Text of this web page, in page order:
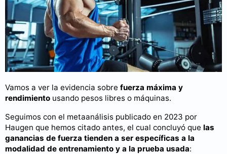
Vamos a ver la evidencia sobre fuerza máxima y
rendimiento usando pesos libres o máquinas.
Seguimos con el metaanálisis publicado en 2023 por
Haugen que hemos citado antes, el cual concluyó que las
ganancias de fuerza tienden a ser específicas a la
modalidad de entrenamiento y a la prueba usada: